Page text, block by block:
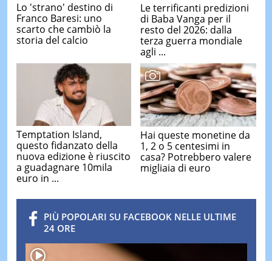
Lo 'strano' destino di
Franco Baresi: uno
scarto che cambiò la
storia del calcio
Le terrificanti predizioni
di Baba Vanga per il
resto del 2026: dalla
terza guerra mondiale
agli ...
Temptation Island,
questo fidanzato della
nuova edizione è riuscito
a guadagnare 10mila
euro in ...
Hai queste monetine da
1, 2 o 5 centesimi in
casa? Potrebbero valere
migliaia di euro
PIÙ POPOLARI SU FACEBOOK NELLE ULTIME
24 ORE